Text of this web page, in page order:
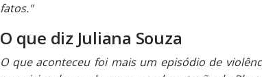
fatos."
O que diz Juliana Souza
O que aconteceu foi mais um episódio de